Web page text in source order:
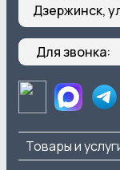
Дзержинск,
Для звонка:
Товары и